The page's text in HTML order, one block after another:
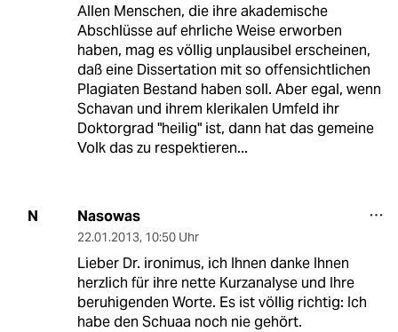
Allen Menschen, die ihre akademische
Abschlüsse auf ehrliche Weise erworben
haben, mag es völlig unplausibel erscheinen,
daß eine Dissertation mit so offensichtlichen
Plagiaten Bestand haben soll. Aber egal, wenn
Schavan und ihrem klerikalen Umfeld ihr
Doktorgrad "heilig" ist, dann hat das gemeine
Volk das zu respektieren...
N Nasowas
22.01.2013, 10:50 Uhr
Lieber Dr. ironimus, ich Ihnen danke Ihnen
herzlich für ihre nette Kurzanalyse und Ihre
beruhigenden Worte. Es ist völlig richtig: Ich
habe den Schuaa noch nie gehört.